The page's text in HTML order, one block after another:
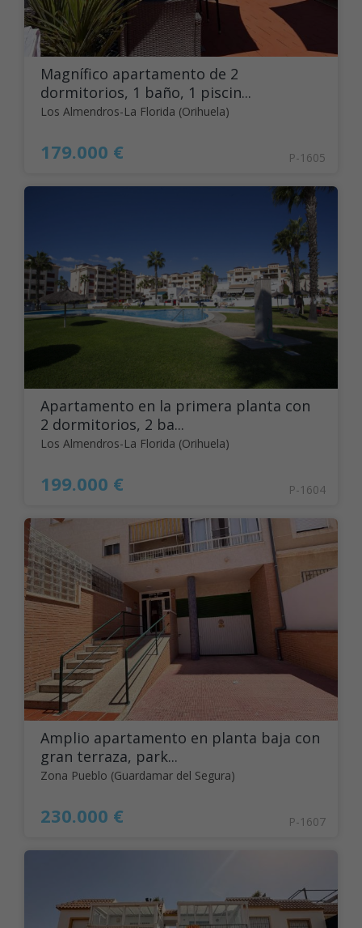
Magnífico apartamento de 2
dormitorios, 1 baño, 1 piscin...
Los Almendros-La Florida (Orihuela)
179.000 € P-1605
Apartamento en la primera planta con
2 dormitorios, 2 ba...
Los Almendros-La Florida (Orihuela)
199.000 € P-1604
Amplio apartamento en planta baja con
gran terraza, park...
Zona Pueblo (Guardamar del Segura)
230.000 € P-1607